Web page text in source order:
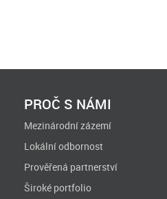
PROČ S NÁMI
Mezinárodní zázemí
Lokální odbornost
Prověřená partnerství
Široké portfolio